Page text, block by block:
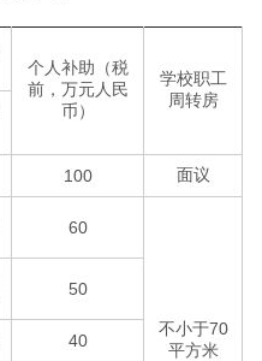
个人补助（税
前，万元人民
币）
学校职工
周转房
100 面议
60
不小于70
平方米
50
40